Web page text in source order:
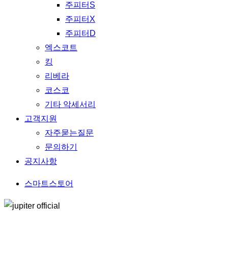
주피터S
주피터X
주피터D
엑스코트
킹
리베라
코스코
기타 악세서리
고객지원
자주묻는질문
문의하기
공지사항
스마트스토어